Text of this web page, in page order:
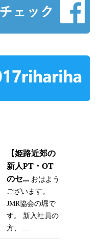
【姫路近郊の
新人PT・OT
のセ... おはよう
ございます。
JMR協会の堀で
す。 新入社員の
方、 ...